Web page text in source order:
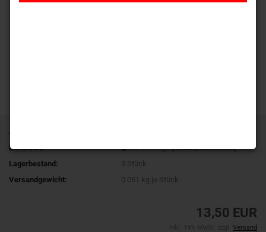
Art.Nr.:
Lieferzeit:
ca. 1-2 Tage(Ausland abweichend)
Lagerbestand: 3 Stück
Versandgewicht:
0.051 kg je Stück
13,50 EUR
Versand